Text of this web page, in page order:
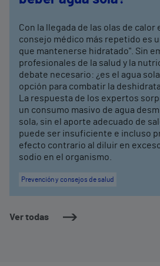
Ver todas
Con la llegada de las olas de calor
consejo médico más repetido es
que mantenerse hidratado". Sin
profesionales de la salud y la
debate necesario: ¿es el agua
opción para combatir la
La respuesta de los expertos
un consumo masivo de agua
sola, sin el aporte adecuado de
puede ser insuficiente e incluso
efecto contrario al diluir en
sodio en el organismo.
Prevención y consejos de salud